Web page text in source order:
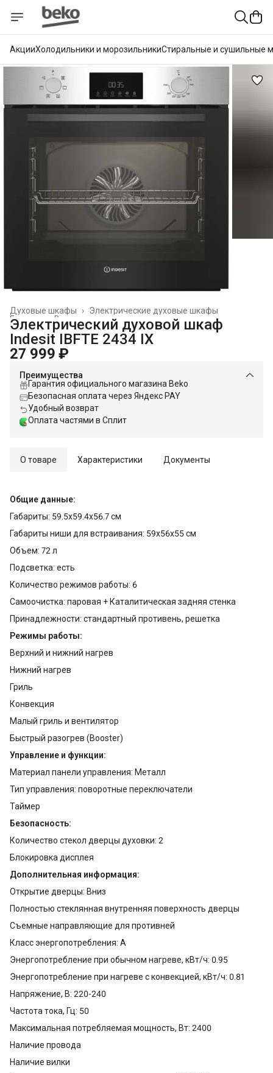
АкцииХолодильники и морозильникиСтиральные и сушильные
Электрические духовые шкафы
Духовые шкафы
›
Встраиваемая техника
Главная
Электрический духовой шкаф
Indesit IBFTE 2434 IX
27 999 ₽
Преимущества
Гарантия официального магазина Beko
Безопасная оплата через Яндекс PAY
Удобный возврат
Оплата частями в Сплит
О товаре Характеристики Документы
Общие данные:
Габариты: 59.5x59.4x56.7 см
Габариты ниши для встраивания: 59x56x55 см
Объем: 72 л
Подсветка: есть
Количество режимов работы: 6
Самоочистка: паровая + Каталитическая задняя стенка
Принадлежности: стандартный противень, решетка
Режимы работы:
Верхний и нижний нагрев
Нижний нагрев
Гриль
Конвекция
Малый гриль и вентилятор
Быстрый разогрев (Booster)
Управление и функции:
Материал панели управления: Металл
Тип управления: поворотные переключатели
Таймер
Безопасность:
Количество стекол дверцы духовки: 2
Блокировка дисплея
Дополнительная информация:
Открытие дверцы: Вниз
Полностью стеклянная внутренняя поверхность дверцы
Съемные направляющие для противней
Класс энергопотребления: А
Энергопотребление при обычном нагреве, кВт/ч: 0.95
Энергопотребление при нагреве с конвекцией, кВт/ч: 0.81
Напряжение, В: 220-240
Частота тока, Гц: 50
Максимальная потребляемая мощность, Вт: 2400
Наличие провода
Наличие вилки